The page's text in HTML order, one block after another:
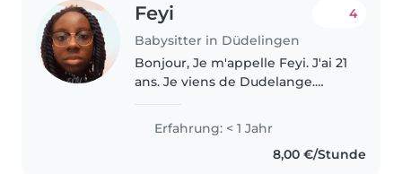
Feyi
Babysitter in Düdelingen
4
Bonjour, Je m'appelle Feyi. J'ai 21
ans. Je viens de Dudelange.
enfants. J'ai fait un stage dans
une crèche. J'ai mon certificat de
Erfahrung: < 1 Jahr
8,00 €/Stunde